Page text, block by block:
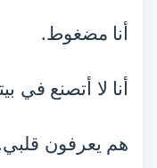
أنا مضغوط.
أنا لا أتصنع في
هم يعرفون